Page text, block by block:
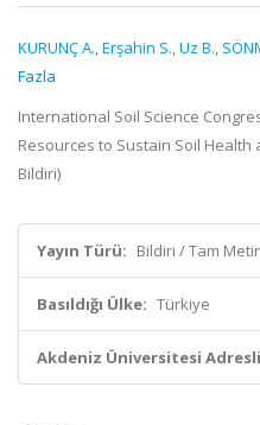
KURUNÇ A.,Erşahin S.,Uz B.,
Fazla
International Soil Science
Resources to Sustain Soil Health
Bildiri)
Yayın Türü: Bildiri / Tam
Basıldığı Ülke: Türkiye
Akdeniz Üniversitesi